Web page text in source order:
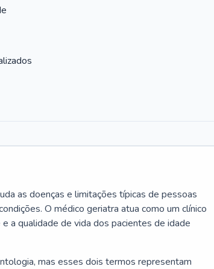
as doenças e limitações típicas de pessoas
O médico geriatra atua como um clínico
a qualidade de vida dos pacientes de idade
mas esses dois termos representam